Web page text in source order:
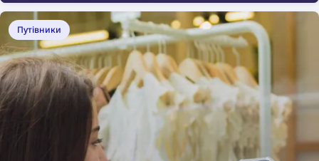
житиме у вашій нерухомості. Як це зробити?
Легко — за допомогою платформ для перевірки
орендарів.
Путівники